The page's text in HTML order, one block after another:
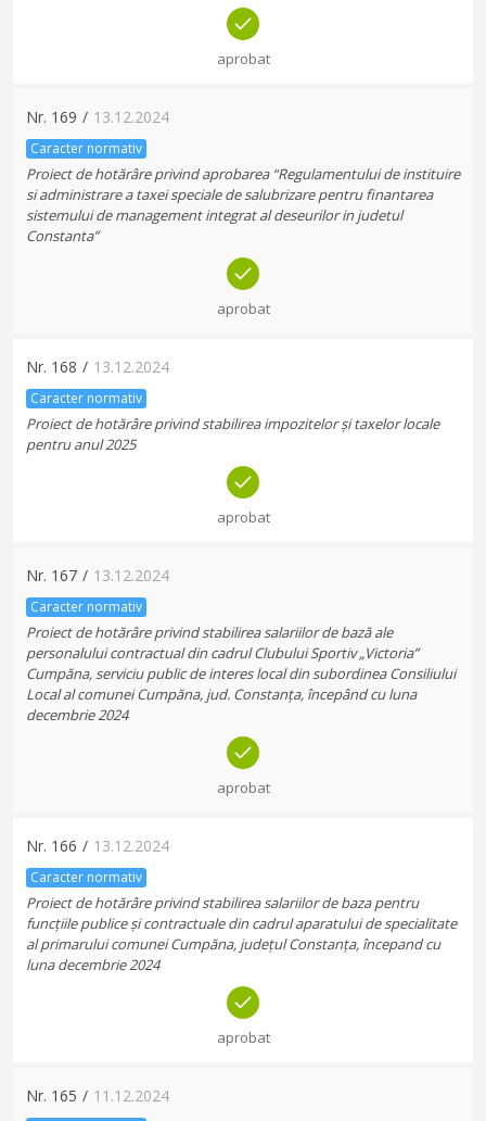
aprobat
Nr. 169 / 13.12.2024
Caracter normativ
Proiect de hotărâre privind aprobarea “Regulamentului de instituire
si administrare a taxei speciale de salubrizare pentru finantarea
sistemului de management integrat al deseurilor in judetul
Constanta”
aprobat
Nr. 168 / 13.12.2024
Caracter normativ
Proiect de hotărâre privind stabilirea impozitelor și taxelor locale
pentru anul 2025
aprobat
Nr. 167 / 13.12.2024
Caracter normativ
Proiect de hotărâre privind stabilirea salariilor de bază ale
personalului contractual din cadrul Clubului Sportiv „Victoria”
Cumpăna, serviciu public de interes local din subordinea Consiliului
Local al comunei Cumpăna, jud. Constanța, începând cu luna
decembrie 2024
aprobat
Nr. 166 / 13.12.2024
Caracter normativ
Proiect de hotărâre privind stabilirea salariilor de baza pentru
funcțiile publice și contractuale din cadrul aparatului de specialitate
al primarului comunei Cumpăna, județul Constanța, începand cu
luna decembrie 2024
aprobat
Nr. 165 / 11.12.2024